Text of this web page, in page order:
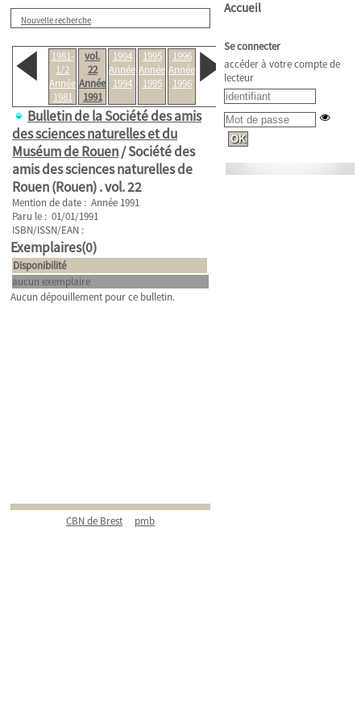
Nouvelle recherche
1981-
1/2
Année
1981
vol.
22
Année
1991
1994
Année
1994
1995
Année
1995
1996
Année
1996
Bulletin de la Société des amis
des sciences naturelles et du
Muséum de Rouen/ Société des
amis des sciences naturelles de
Rouen (Rouen) .vol. 22
Mention de date : Année 1991
Paru le : 01/01/1991
ISBN/ISSN/EAN :
Exemplaires(0)
Disponibilité
aucun exemplaire
Aucun dépouillement pour ce bulletin.
CBN de Brest pmb
Accueil
Se connecter
accéder à votre compte de
lecteur